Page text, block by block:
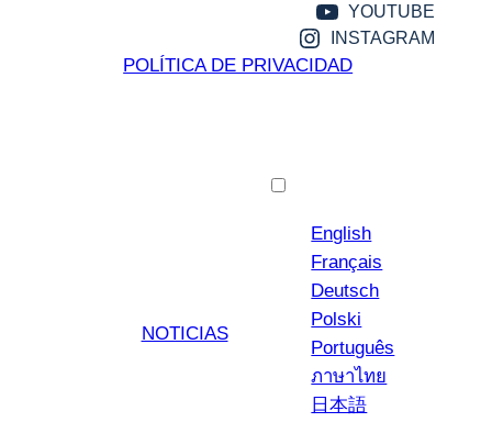
YOUTUBE
INSTAGRAM
POLÍTICA DE PRIVACIDAD
NOTICIAS
English
Français
Deutsch
Polski
Português
ภาษาไทย
日本語